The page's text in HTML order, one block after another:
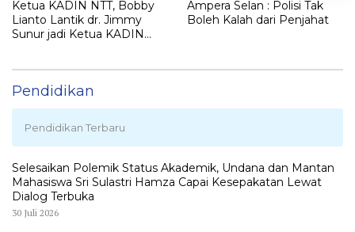
Ketua KADIN NTT, Bobby
Lianto Lantik dr. Jimmy
Sunur jadi Ketua KADIN
Ampera Selan : Polisi Tak
Boleh Kalah dari Penjahat
Pendidikan
Pendidikan Terbaru
Selesaikan Polemik Status Akademik, Undana dan Mantan
Mahasiswa Sri Sulastri Hamza Capai Kesepakatan Lewat
Dialog Terbuka
30 Juli 2026